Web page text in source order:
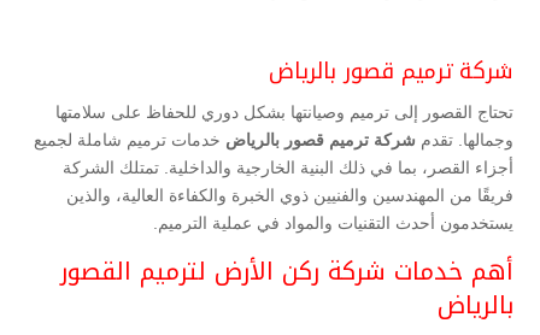
شركة ترميم قصور بالرياض
تحتاج القصور إلى ترميم وصيانتها بشكل دوري للحفاظ على سلامتها
وجمالها. تقدم شركة ترميم قصور بالرياض خدمات ترميم شاملة لجميع
أجزاء القصر، بما في ذلك البنية الخارجية والداخلية. تمتلك الشركة
فريقًا من المهندسين والفنيين ذوي الخبرة والكفاءة العالية، والذين
يستخدمون أحدث التقنيات والمواد في عملية الترميم.
أهم خدمات شركة ركن الأرض لترميم القصور
بالرياض